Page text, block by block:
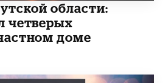
области:
четверых
доме